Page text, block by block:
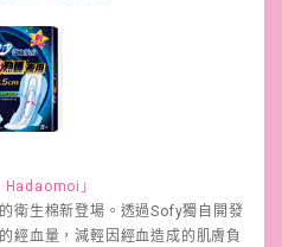
」
衛生棉新登場。透過Sofy獨自開發
經血量，減輕因經血造成的肌膚負